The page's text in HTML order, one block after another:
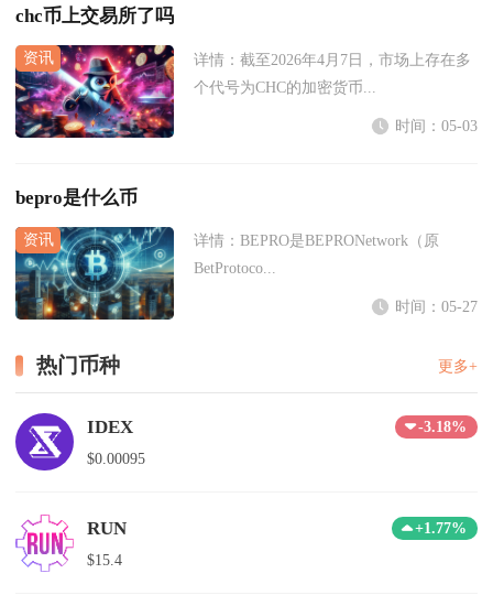
chc币上交易所了吗
详情： 截至2026年4月7日，市场上存在多
个代号为CHC的加密货币...
时间：05-03
bepro是什么币
详情： BEPRO是BEPRONetwork（原
BetProtoco...
时间：05-27
热门币种 更多+
IDEX
-3.18%
$0.00095
RUN
+1.77%
$15.4